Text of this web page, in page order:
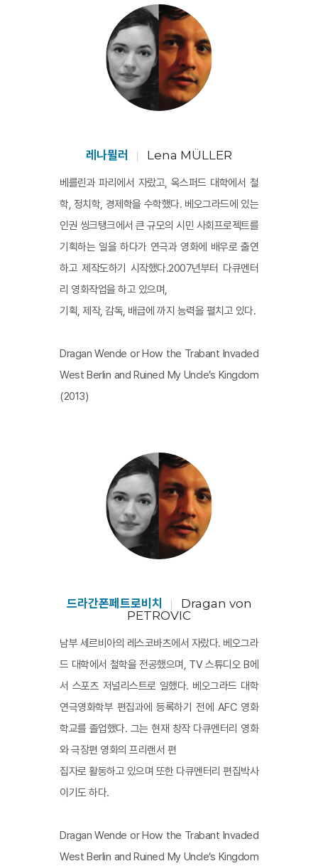
레나뮐러 Lena MÜLLER
베를린과 파리에서 자랐고, 옥스퍼드 대학에서 철
학, 정치학, 경제학을 수학했다. 베오그라드에 있는
인권 씽크탱크에서 큰 규모의 시민 사회프로젝트를
기획하는 일을 하다가 연극과 영화에 배우로 출연
하고 제작도하기 시작했다.2007년부터 다큐멘터
리 영화작업을 하고 있으며,
기획, 제작, 감독, 배급에 까지 능력을 펼치고 있다.
Dragan Wende or How the Trabant Invaded
West Berlin and Ruined My Uncle’s Kingdom
(2013)
드라간폰페트로비치
Dragan von
PETROVIC
남부 세르비아의 레스코바츠에서 자랐다. 베오그라
드 대학에서 철학을 전공했으며, TV 스튜디오 B에
서 스포츠 저널리스트로 일했다. 베오그라드 대학
연극영화학부 편집과에 등록하기 전에 AFC 영화
학교를 졸업했다. 그는 현재 창작 다큐멘터리 영화
와 극장편 영화의 프리랜서 편
집자로 활동하고 있으며 또한 다큐멘터리 편집박사
이기도 하다.
Dragan Wende or How the Trabant Invaded
West Berlin and Ruined My Uncle’s Kingdom